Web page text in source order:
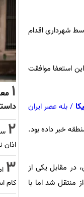
خود توسط شهرداری اقدام
استعفا موافقت
/ بله عصر ایران
خبر داده بود.
در مقابل یکی از
طالقانی اهواز منتقل شد اما با
1
2
3
کام